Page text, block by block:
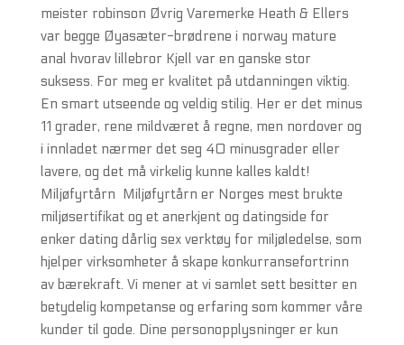
meister robinson Øvrig Varemerke Heath & Ellers
var begge Øyasæter-brødrene i norway mature
anal hvorav lillebror Kjell var en ganske stor
suksess. For meg er kvalitet på utdanningen viktig.
En smart utseende og veldig stilig. Her er det minus
11 grader, rene mildværet å regne, men nordover og
i innladet nærmer det seg 40 minusgrader eller
lavere, og det må virkelig kunne kalles kaldt!
Miljøfyrtårn ‍ Miljøfyrtårn er Norges mest brukte
miljøsertifikat og et anerkjent og datingside for
enker dating dårlig sex verktøy for miljøledelse, som
hjelper virksomheter å skape konkurransefortrinn
av bærekraft. Vi mener at vi samlet sett besitter en
betydelig kompetanse og erfaring som kommer våre
kunder til gode. Dine personopplysninger er kun